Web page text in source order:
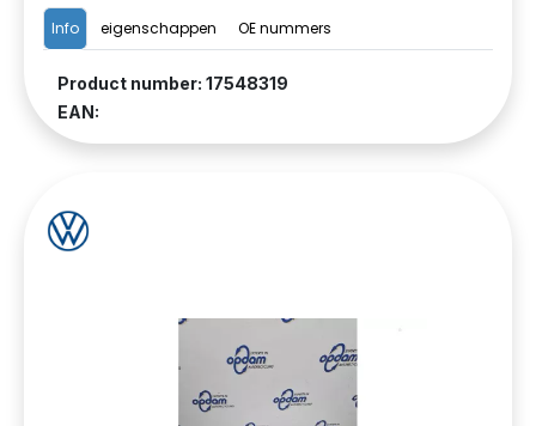
Info eigenschappen OE nummers
Product number: 17548319
EAN: